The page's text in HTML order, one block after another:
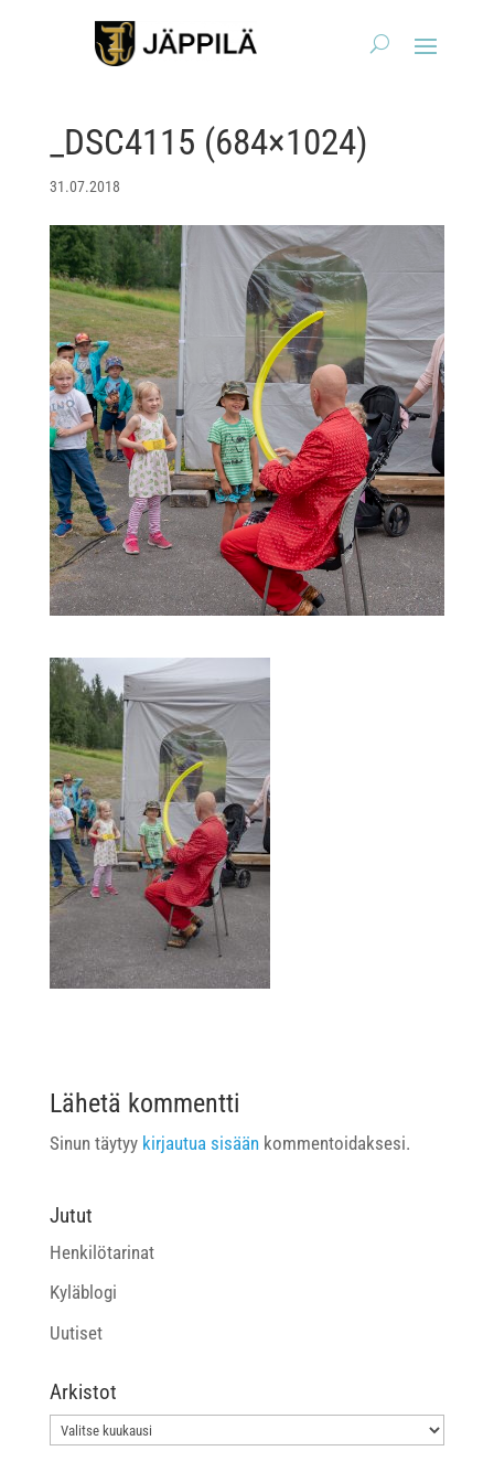
_DSC4115 (684×1024)
31.07.2018
Lähetä kommentti
Sinun täytyy kirjautua sisäänkommentoidaksesi.
Jutut
Henkilötarinat
Kyläblogi
Uutiset
Arkistot
Arkistot